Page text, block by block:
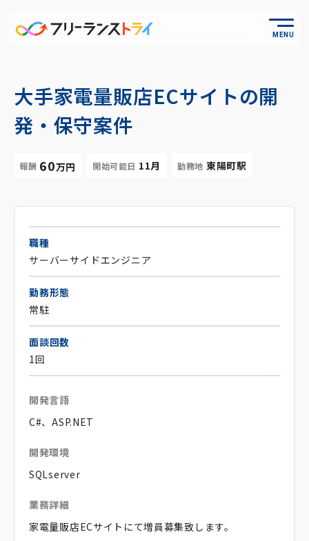
MENU
大手家電量販店ECサイトの開
発・保守案件
報酬 60万円 開始可能日 11月 勤務地 東陽町駅
職種
サーバーサイドエンジニア
勤務形態
常駐
面談回数
1回
開発言語
C#、ASP.NET
開発環境
SQLserver
業務詳細
家電量販店ECサイトにて増員募集致します。